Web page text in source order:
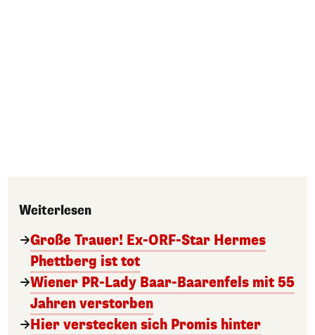
Weiterlesen
Große Trauer! Ex-ORF-Star Hermes
Phettberg ist tot
Wiener PR-Lady Baar-Baarenfels mit 55
Jahren verstorben
Hier verstecken sich Promis hinter